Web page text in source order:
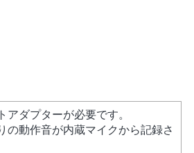
アダプターが必要です。
の動作音が内蔵マイクから記録さ